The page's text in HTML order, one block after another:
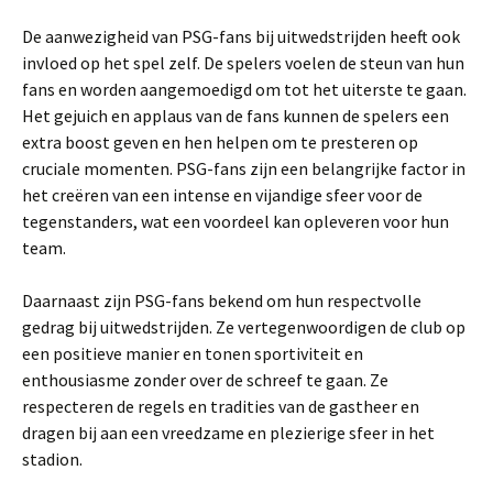
De aanwezigheid van PSG-fans bij uitwedstrijden heeft ook
invloed op het spel zelf. De spelers voelen de steun van hun
fans en worden aangemoedigd om tot het uiterste te gaan.
Het gejuich en applaus van de fans kunnen de spelers een
extra boost geven en hen helpen om te presteren op
cruciale momenten. PSG-fans zijn een belangrijke factor in
het creëren van een intense en vijandige sfeer voor de
tegenstanders, wat een voordeel kan opleveren voor hun
team.
Daarnaast zijn PSG-fans bekend om hun respectvolle
gedrag bij uitwedstrijden. Ze vertegenwoordigen de club op
een positieve manier en tonen sportiviteit en
enthousiasme zonder over de schreef te gaan. Ze
respecteren de regels en tradities van de gastheer en
dragen bij aan een vreedzame en plezierige sfeer in het
stadion.